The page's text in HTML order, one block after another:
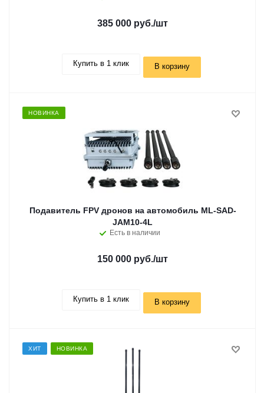
385 000 руб./шт
Купить в 1 клик В корзину
НОВИНКА
Подавитель FPV дронов на автомобиль ML-SAD-
JAM10-4L
Есть в наличии
150 000 руб./шт
Купить в 1 клик В корзину
ХИТ НОВИНКА